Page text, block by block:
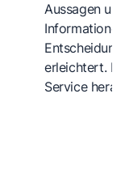
Aussagen
erleichtert.
Service